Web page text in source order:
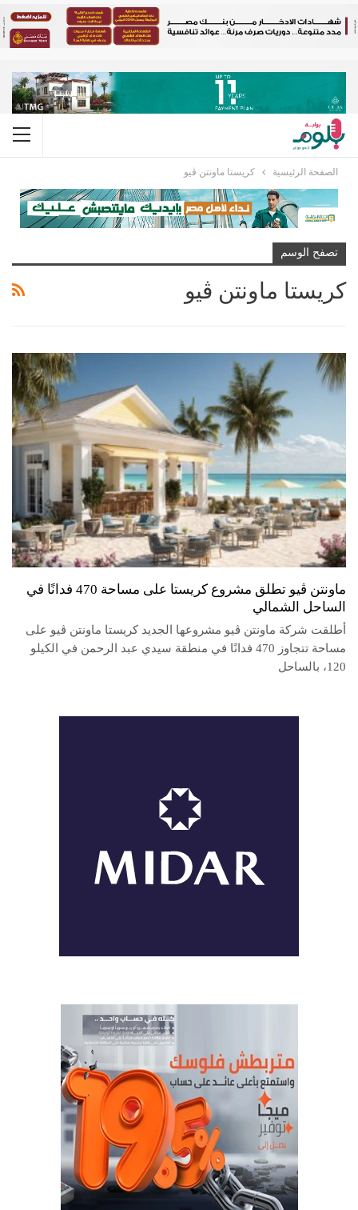
الصفحة الرئيسية كريستا ماونتن ڤيو
تصفح الوسم
كريستا ماونتن ڤيو
ماونتن ڤيو تطلق مشروع كريستا على مساحة 470 فدانًا في
الساحل الشمالي
أطلقت شركة ماونتن ڤيو مشروعها الجديد كريستا ماونتن ڤيو على
مساحة تتجاوز 470 فدانًا في منطقة سيدي عبد الرحمن في الكيلو
120، بالساحل